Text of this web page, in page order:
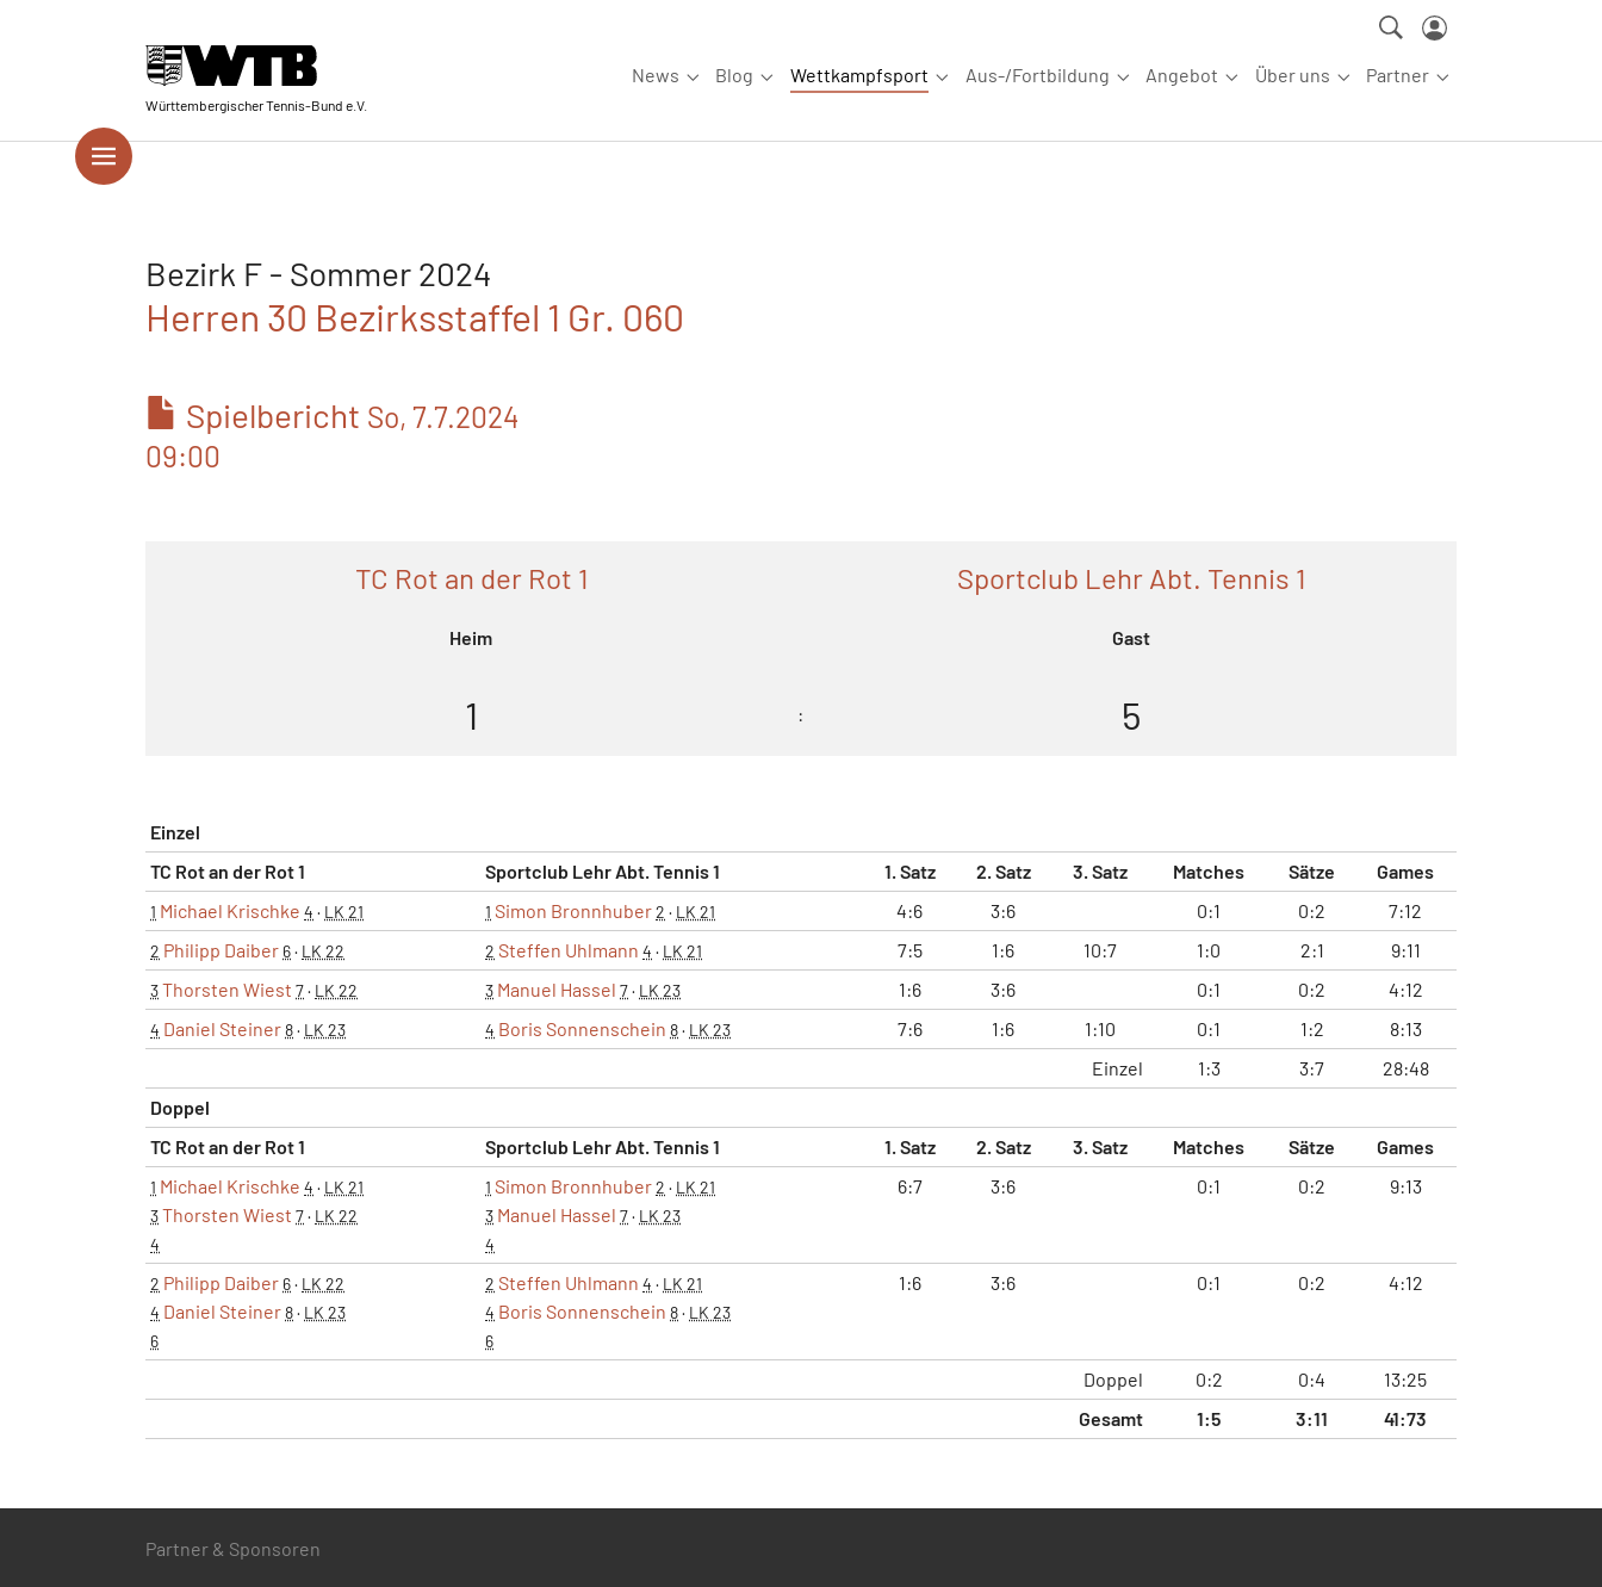
Württembergischer Tennis-Bund e.V.
News
Submenu for "News"
Blog
Submenu for "Blog"
Wettkampfsport
Submenu for "Wettkampfsport"
Aus-/Fortbildung
Submenu for "Aus-/Fortbildung"
Angebot
Submenu for "Angebot"
Über uns
Submenu for "Über uns"
Partner
Submenu for
Bezirk F - Sommer 2024
Herren 30 Bezirksstaffel 1 Gr. 060
Spielbericht So, 7.7.2024
09:00
TC Rot an der Rot 1
Heim
Sportclub Lehr Abt. Tennis 1
Gast
1 : 5
Einzel
TC Rot an der Rot 1
Sportclub Lehr Abt. Tennis 1 1. Satz 2. Satz 3. Satz Matches Sätze Games
1 Michael Krischke 4 · LK 21 1 Simon Bronnhuber2 · LK 21 4:6 3:6 0:1 0:2 7:12
2 Philipp Daiber 6· LK 22 2 Steffen Uhlmann 4 · LK 21 7:5 1:6 10:7 1:0 2:1 9:11
3Thorsten Wiest 7· LK 22 3 Manuel Hassel 7· LK 23 1:6 3:6 0:1 0:2 4:12
4 Daniel Steiner8· LK 23 4 Boris Sonnenschein 8· LK 23 7:6 1:6 1:10 0:1 1:2
8:13
Einzel
1:3 3:7
28:48
Doppel
TC Rot an der Rot 1
Sportclub Lehr Abt. Tennis 1 1. Satz 2. Satz 3. Satz Matches Sätze Games
1 Michael Krischke 4 · LK 21
3Thorsten Wiest 7· LK 22
4
1 Simon Bronnhuber2 · LK 21
3 Manuel Hassel 7· LK 23
4
6:7 3:6 0:1 0:2 9:13
2 Philipp Daiber 6· LK 22
4 Daniel Steiner8· LK 23
6
2 Steffen Uhlmann 4 · LK 21
4 Boris Sonnenschein 8· LK 23
6
1:6 3:6 0:1 0:2 4:12
Doppel 0:2 0:4
13:25
Gesamt
1:5 3:11 41:73
Partner & Sponsoren